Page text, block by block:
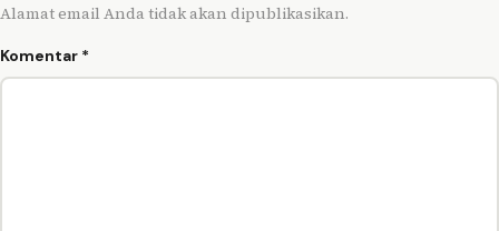
Alamat email Anda tidak akan dipublikasikan.
Komentar *